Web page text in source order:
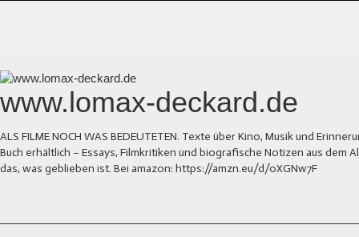
www.lomax-deckard.de
ALS FILME NOCH WAS BEDEUTETEN. Texte über Kino, Musik und
Buch erhältlich – Essays, Filmkritiken und biografische Notizen aus dem
das, was geblieben ist. Bei amazon: https://amzn.eu/d/0XGNw7F